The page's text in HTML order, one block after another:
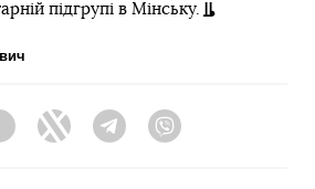
підгрупі в Мінську.
Twitter Telegram